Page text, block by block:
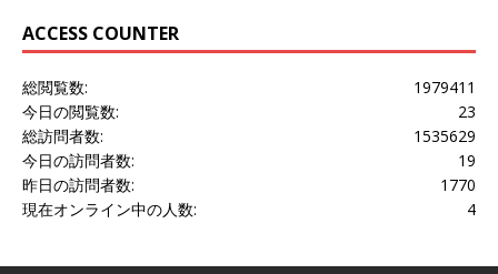
ACCESS COUNTER
1979411
総閲覧数:
23
今日の閲覧数:
1535629
総訪問者数:
19
今日の訪問者数:
1770
昨日の訪問者数:
4
現在オンライン中の人数: